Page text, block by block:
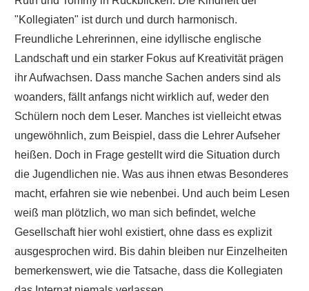
"Kollegiaten" ist durch und durch harmonisch.
Freundliche Lehrerinnen, eine idyllische englische
Landschaft und ein starker Fokus auf Kreativität prägen
ihr Aufwachsen. Dass manche Sachen anders sind als
woanders, fällt anfangs nicht wirklich auf, weder den
Schülern noch dem Leser. Manches ist vielleicht etwas
ungewöhnlich, zum Beispiel, dass die Lehrer Aufseher
heißen. Doch in Frage gestellt wird die Situation durch
die Jugendlichen nie. Was aus ihnen etwas Besonderes
macht, erfahren sie wie nebenbei. Und auch beim Lesen
weiß man plötzlich, wo man sich befindet, welche
Gesellschaft hier wohl existiert, ohne dass es explizit
ausgesprochen wird. Bis dahin bleiben nur Einzelheiten
bemerkenswert, wie die Tatsache, dass die Kollegiaten